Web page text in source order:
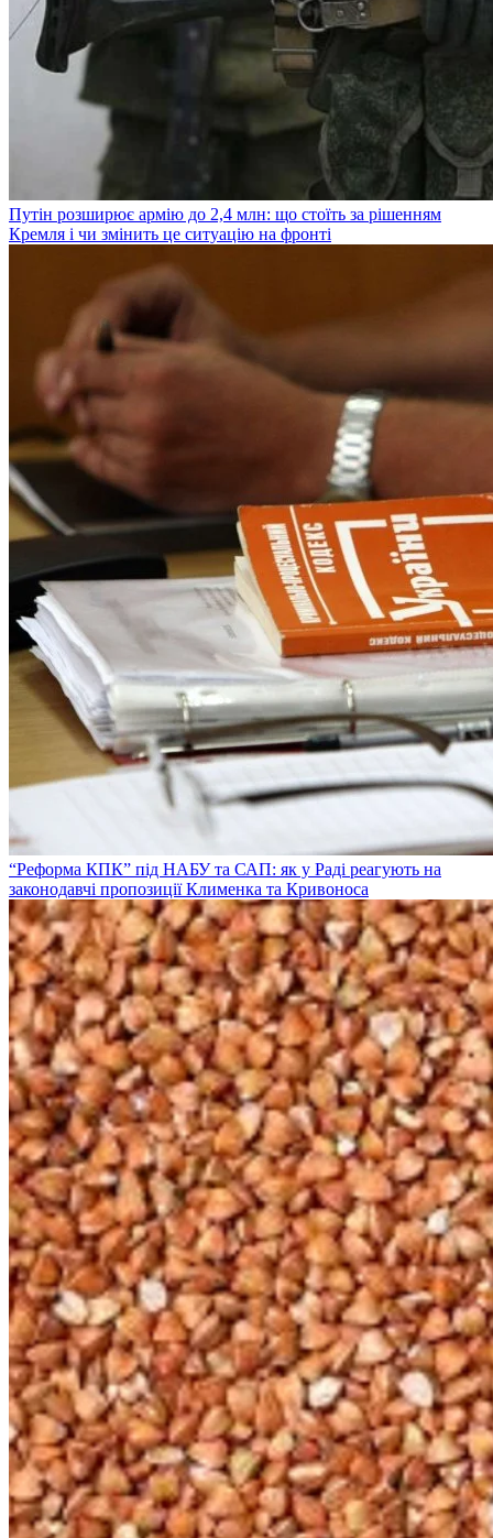
Путін розширює армію до 2,4 млн: що стоїть за рішенням
Кремля і чи змінить це ситуацію на фронті
“Реформа КПК” під НАБУ та САП: як у Раді реагують на
законодавчі пропозиції Клименка та Кривоноса